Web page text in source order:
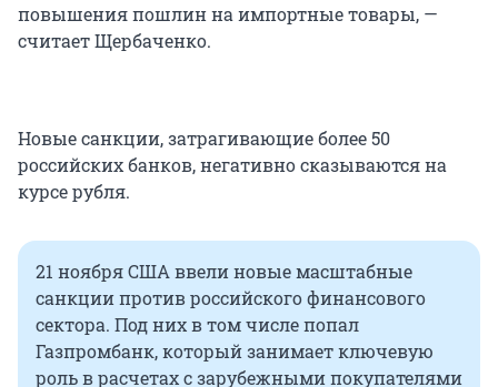
повышения пошлин на импортные товары, —
считает Щербаченко.
Новые санкции, затрагивающие более 50
российских банков, негативно сказываются на
курсе рубля.
21 ноября США ввели новые масштабные
санкции против российского финансового
сектора. Под них в том числе попал
Газпромбанк, который занимает ключевую
роль в расчетах с зарубежными покупателями